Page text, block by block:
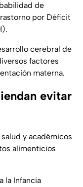
de
por Déficit
cerebral de
factores
materna.
evitar
y académicos
alimenticios
la Infancia